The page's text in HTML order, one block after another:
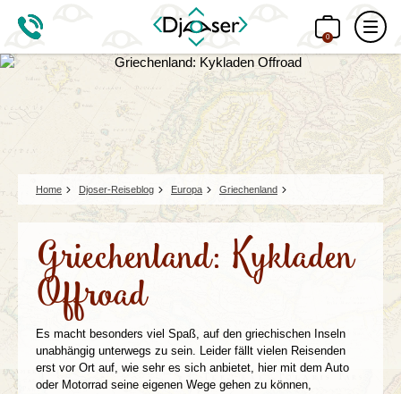
0
Home Djoser-Reiseblog Europa Griechenland
Griechenland: Kykladen
Offroad
Es macht besonders viel Spaß, auf den griechischen Inseln
unabhängig unterwegs zu sein. Leider fällt vielen Reisenden
erst vor Ort auf, wie sehr es sich anbietet, hier mit dem Auto
oder Motorrad seine eigenen Wege gehen zu können,